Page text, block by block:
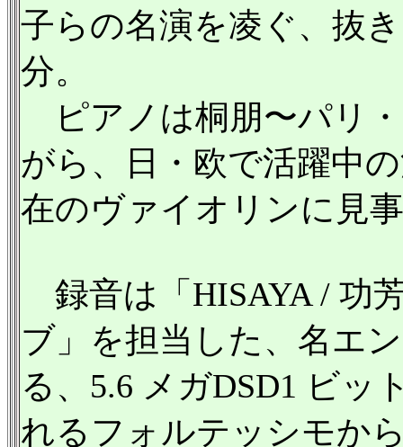
子らの名演を凌ぐ、抜
分。
ピアノは桐朋〜パリ
がら、日・欧で活躍中
在のヴァイオリンに見
録音は「HISAYA / 功
ブ」を担当した、名エ
る、5.6 メガDSD1 ビッ
れるフォルテッシモか